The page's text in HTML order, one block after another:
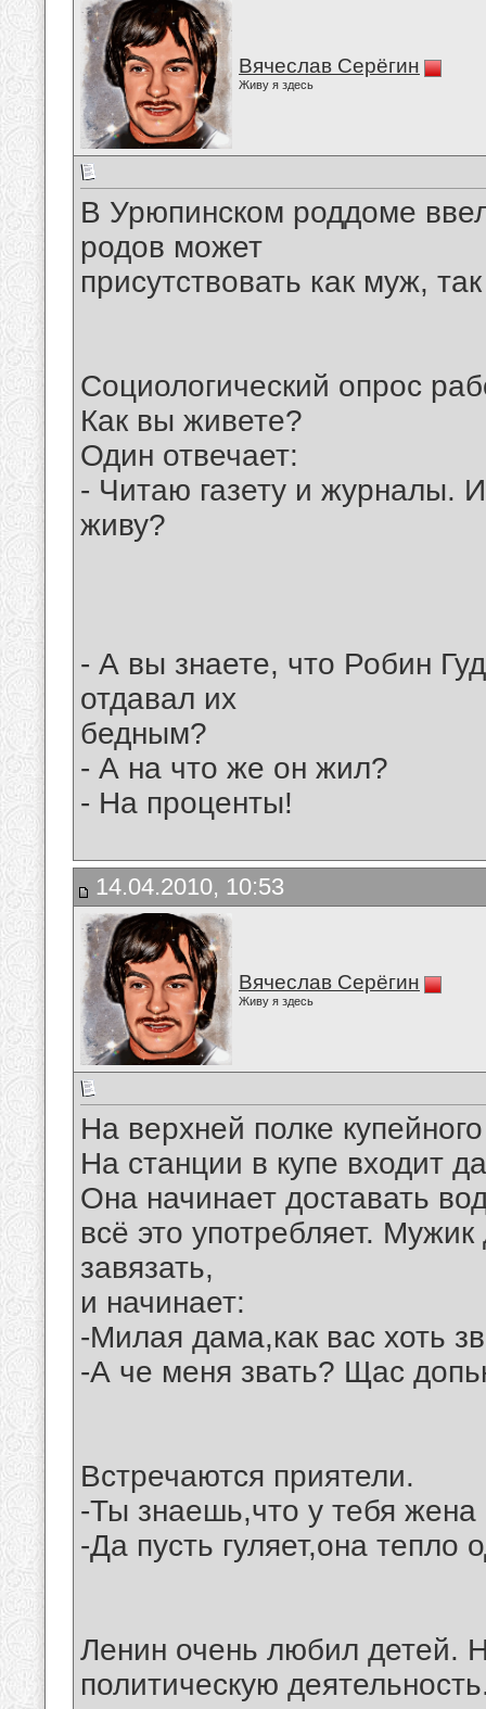
Вячеслав Серёгин
Живу я здесь
В Урюпинском роддоме
родов может
присутствовать как муж,
Социологический опрос
Как вы живете?
Один отвечает:
- Читаю газету и журналы.
живу?
- А вы знаете, что Робин
отдавал их
бедным?
- А на что же он жил?
- На проценты!
14.04.2010, 10:53
Вячеслав Серёгин
Живу я здесь
На верхней полке
На станции в купе входит
Она начинает доставать
всё это употребляет.
завязать,
и начинает:
-Милая дама,как вас хоть
-А че меня звать? Щас
Встречаются приятели.
-Ты знаешь,что у тебя жена
-Да пусть гуляет,она тепло
Ленин очень любил детей.
политическую